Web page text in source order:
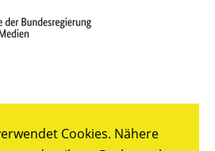
Cookies. Nähere